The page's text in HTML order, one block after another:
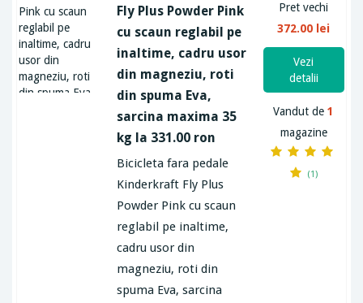
Fly Plus Powder Pink
cu scaun reglabil pe
inaltime, cadru usor
din magneziu, roti
din spuma Eva,
sarcina maxima 35
kg la 331.00 ron
Bicicleta fara pedale
Kinderkraft Fly Plus
Powder Pink cu scaun
reglabil pe inaltime,
cadru usor din
magneziu, roti din
spuma Eva, sarcina
Pret vechi
372.00 lei
Vezi
detalii
Vandut de1
magazine
(1)